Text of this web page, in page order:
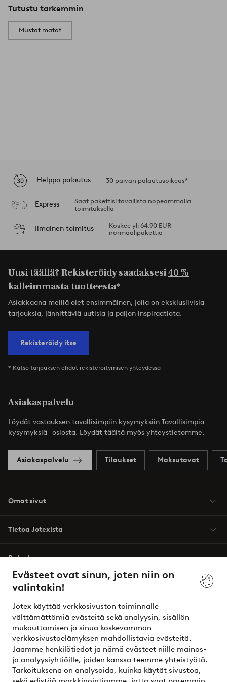
Evästeet ovat sinun, joten niin on
valintakin!
Jotex käyttää verkkosivuston toiminnalle
välttämättömiä evästeitä sekä analyysin, sisällön
mukauttamisen ja sinua koskevamman
verkkosivustoelämyksen mahdollistavia evästeitä.
Jaamme henkilötiedot ja nämä evästeet niille mainos-
ja analyysiyhtiöille, joiden kanssa teemme yhteistyötä.
Tarkoituksena on analysoida, kuinka käytät sivustoa,
Tutustu tarkemmin
Mustat matot
Helppo palautus 30 päivän palautusoikeus*
Express
Saat pakettisi tavallista nopeammalla
toimituksella
Ilmainen toimitus
Koskee yli 64,90 EUR
normaalipakettia
Uusi täällä? Rekisteröidy saadaksesi40 %
kalleimmasta tuotteesta*
Asiakkaana meillä olet ensimmäinen, jolla on eksklusiivisia
tarjouksia, jännittäviä uutisia ja paljon inspiraatiota.
Rekisteröidy itse
* Katso tarjouksen ehdot rekisteröitymisen yhteydessä
Asiakaspalvelu
Löydät vastauksen tavallisimpiin kysymyksiin Tavallisimpia
kysymyksiä -osiosta. Löydät täältä myös yhteystietomme.
Asiakaspalvelu Tilaukset Maksutavat
Omat sivut
Tietoa Jotexista
Palvelumme
Ehdot
Ystävät
Turvalliset maksut – maksa nyt tai erissä
Haluatko tietää lisää maksuvaihtoehdoistamme?